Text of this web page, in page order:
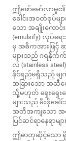
ဤဖော်မော်လာမှု
ခေါင်းအဝတ်စုပ်မ
သော အချိုးကောင်
(emulsify) လုပ်ရ
မှ အဓိကအားဖြင့်
များသည် ဂရနိုက်
လ် (stainless
နိုင်ရည်မရှိသည့် မျက်
အခြားသော အဆီ
သို့မဟုတ် ရှေးရှေး
များသည် မီးဖိုခေ
အတိအကျသော အဖေ
ပြင်ဆင်ရာနေရာ
ဤဓာတုဆိုင့်သော ရို